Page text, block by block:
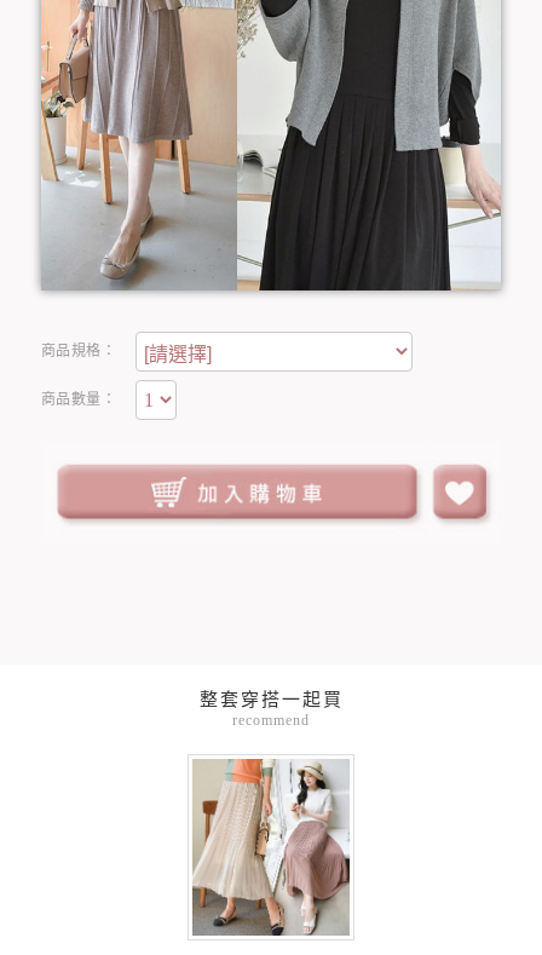
商品規格：
商品數量：
整套穿搭一起買
recommend